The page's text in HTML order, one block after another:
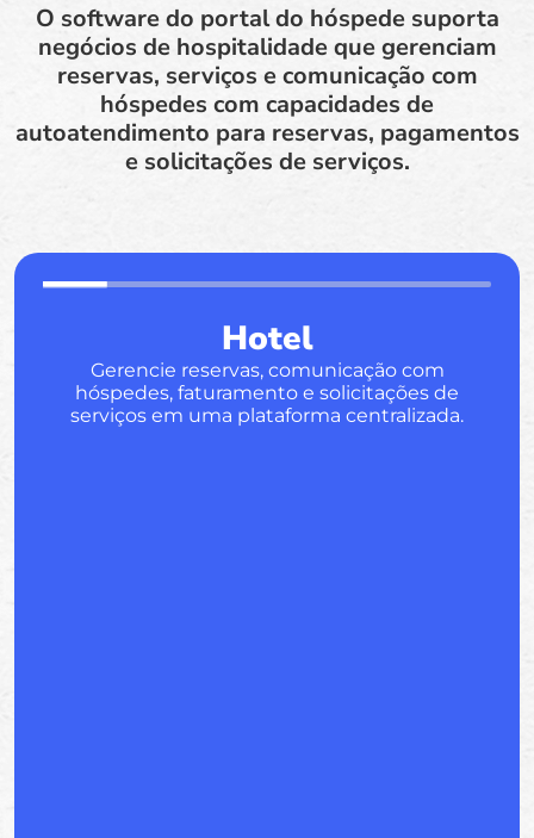
O software do portal do hóspede suporta
negócios de hospitalidade que gerenciam
reservas, serviços e comunicação com
hóspedes com capacidades de
autoatendimento para reservas, pagamentos
e solicitações de serviços.
Hotel
Gerencie reservas, comunicação com
hóspedes, faturamento e solicitações de
serviços em uma plataforma centralizada.